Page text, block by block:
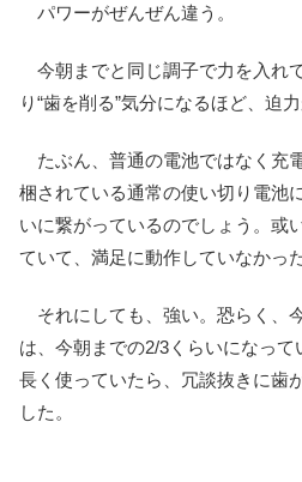
パワーがぜんぜん違う。
今朝までと同じ調子で力を入れ
り“歯を削る”気分になるほど、迫力
たぶん、普通の電池ではなく充
梱されている通常の使い切り電池
いに繋がっているのでしょう。或
ていて、満足に動作していなかっ
それにしても、強い。恐らく、
は、今朝までの2/3くらいになっ
長く使っていたら、冗談抜きに歯
した。